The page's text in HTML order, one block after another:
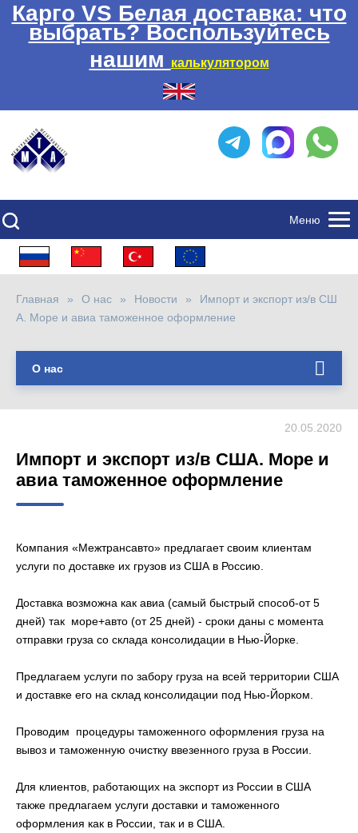
Карго VS Белая доставка: что
выбрать? Воспользуйтесь
нашим
калькулятором
Меню
Главная О нас Новости
Импорт и экспорт из/в СШ
А. Море и авиа таможенное оформление
О нас
Импорт и экспорт из/в США. Море и
авиа таможенное оформление
20.05.2020
Компания «Межтрансавто» предлагает своим клиентам
услуги по доставке их грузов из США в Россию.
Доставка возможна как авиа (самый быстрый способ-от 5
дней) так море+авто (от 25 дней) - сроки даны с момента
отправки груза со склада консолидации в Нью-Йорке.
Предлагаем услуги по забору груза на всей территории США
и доставке его на склад консолидации под Нью-Йорком.
Проводим процедуры таможенного оформления груза на
вывоз и таможенную очистку ввезенного груза в России.
Для клиентов, работающих на экспорт из России в США
также предлагаем услуги доставки и таможенного
оформления как в России, так и в США.